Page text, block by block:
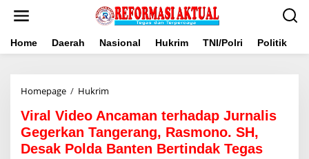
Home Daerah Nasional Hukrim TNI/Polri Politik
Homepage / Hukrim
Ancaman
terhadap
Jurnalis
Gegerkan
Viral Video Ancaman terhadap Jurnalis
Gegerkan Tangerang, Rasmono. SH,
Desak Polda Banten Bertindak Tegas